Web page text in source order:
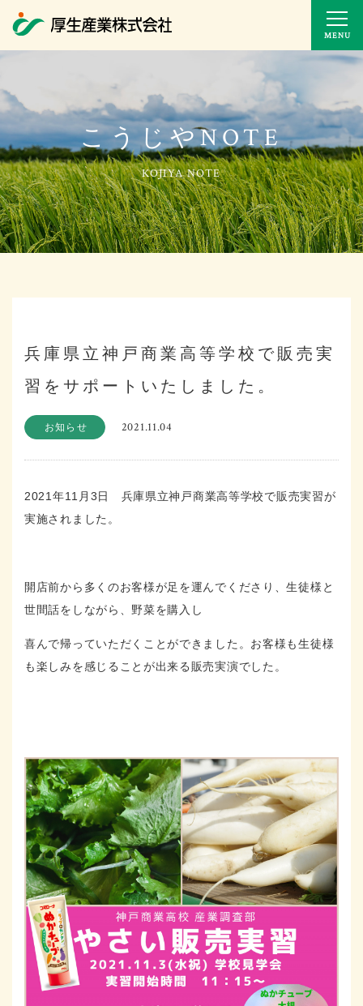
MENU
こうじやNOTE
兵庫県立神戸商業高等学校で販売実
習をサポートいたしました。
お知らせ 2021.11.04
2021年11月3日 兵庫県立神戸商業高等学校で販売実習が
実施されました。
開店前から多くのお客様が足を運んでくださり、生徒様と
世間話をしながら、野菜を購入し
喜んで帰っていただくことができました。お客様も生徒様
も楽しみを感じることが出来る販売実演でした。